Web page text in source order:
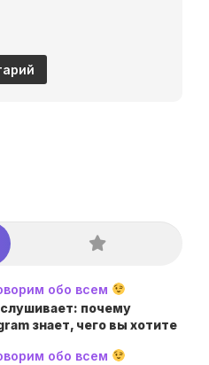
обо всем
почему
знает, чего вы хотите
обо всем